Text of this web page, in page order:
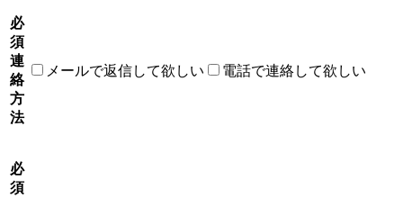
必
須
連
絡
方
法
メールで返信して欲しい 電話で連絡して欲しい
必
須